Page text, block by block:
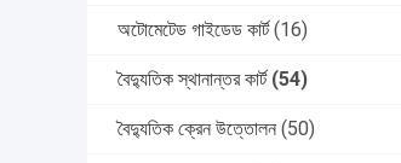
অটোমেটেড গাইডেড কার্ট (16)
বৈদ্যুতিক স্থানান্তর কার্ট (54)
বৈদ্যুতিক ক্রেন উত্তোলন (50)